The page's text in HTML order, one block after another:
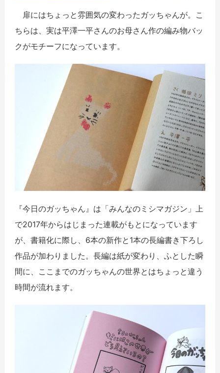
扉にはちょっと雰囲気の変わったガッちゃんが。こ
ちらは、実は平澤一平さんのお母さん作の編み物バッ
クがモチーフになっています。
『今日のガッちゃん』は「みんなのミシマガジン」上
で2017年からはじまった連載がもとになっています
が、書籍化に際し、6本の新作と1本の長編書き下ろし
作品が加わりました。長編は紙が変わり、ふとした瞬
間に、ここまでのガッちゃんの世界とはちょっと違う
時間が流れます。